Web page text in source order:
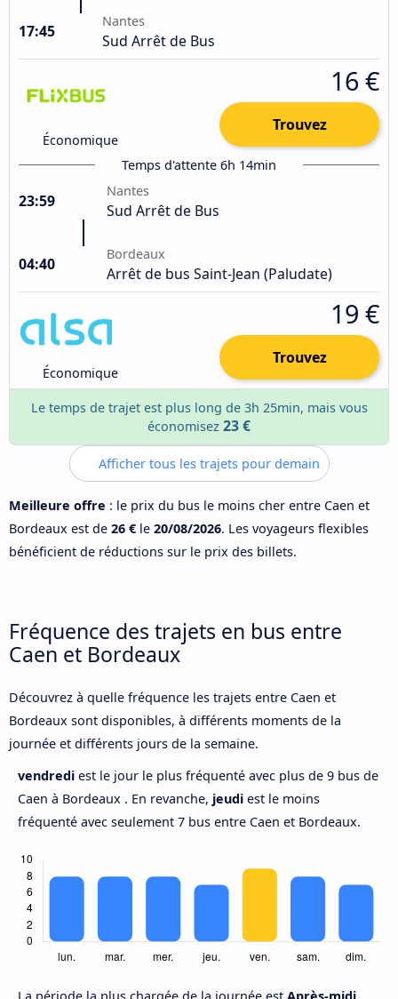
17:45
Nantes
Sud Arrêt de Bus
Économique
16 €
Trouvez
Temps d'attente 6h 14min
23:59
Nantes
Sud Arrêt de Bus
04:40
Bordeaux
Arrêt de bus Saint-Jean (Paludate)
Économique
19 €
Trouvez
Le temps de trajet est plus long de 3h 25min, mais vous
économisez 23 €
Afficher tous les trajets pour demain
Meilleure offre : le prix du bus le moins cher entre Caen et
Bordeaux est de 26 € le 20/08/2026. Les voyageurs flexibles
bénéficient de réductions sur le prix des billets.
Fréquence des trajets en bus entre
Caen et Bordeaux
Découvrez à quelle fréquence les trajets entre Caen et
Bordeaux sont disponibles, à différents moments de la
journée et différents jours de la semaine.
vendredi est le jour le plus fréquenté avec plus de 9 bus de
Caen à Bordeaux . En revanche, jeudi est le moins
fréquenté avec seulement 7 bus entre Caen et Bordeaux.